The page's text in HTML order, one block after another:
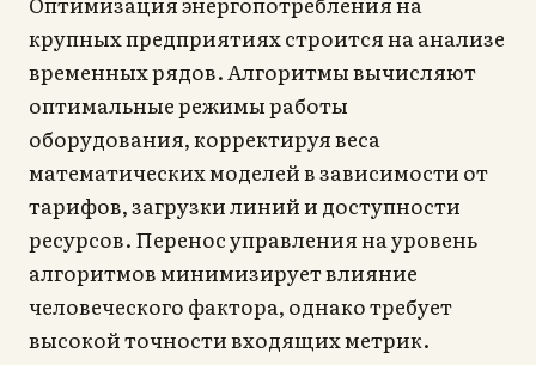
крупных предприятиях строится на анализе
временных рядов. Алгоритмы вычисляют
оптимальные режимы работы
оборудования, корректируя веса
математических моделей в зависимости от
тарифов, загрузки линий и доступности
ресурсов. Перенос управления на уровень
алгоритмов минимизирует влияние
человеческого фактора, однако требует
высокой точности входящих метрик.